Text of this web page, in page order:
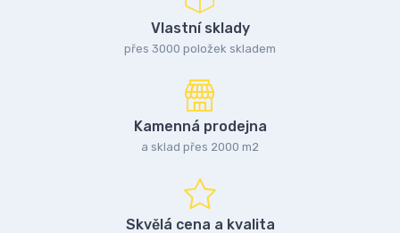
Vlastní sklady
přes 3000 položek skladem
Kamenná prodejna
a sklad přes 2000 m2
Skvělá cena a kvalita